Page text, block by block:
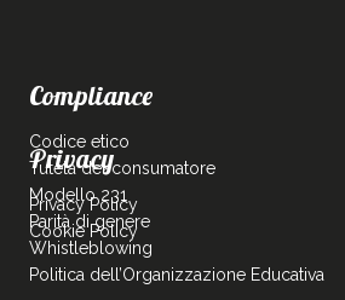
Compliance
Codice etico
Tutela del consumatore
Modello 231
Parità di genere
Whistleblowing
Politica dell’Organizzazione Educativa
Privacy
Privacy Policy
Cookie Policy